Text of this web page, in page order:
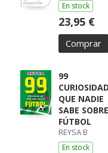
En stock
23,95 €
Comprar
99
QUE NADIE
SABE
FÚTBOL
REYSA B
En stock